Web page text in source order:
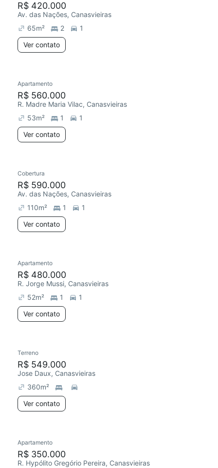
R$ 420.000
Av. das Nações, Canasvieiras
65m² 2
1
Ver contato
Chegou este mês
Apartamento
R$ 560.000
R. Madre Maria Vilac, Canasvieiras
53m² 1
1
Ver contato
Redecorar
Cobertura
R$ 590.000
Av. das Nações, Canasvieiras
110m² 1
1
Ver contato
Chegou este mês
Apartamento
R$ 480.000
R. Jorge Mussi, Canasvieiras
52m² 1
1
Ver contato
Terreno
R$ 549.000
Jose Daux, Canasvieiras
360m²
Ver contato
Chegou há 7 dias
Apartamento
R$ 350.000
R. Hypólito Gregório Pereira, Canasvieiras